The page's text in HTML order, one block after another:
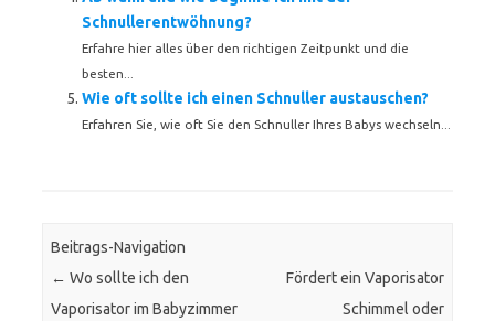
Schnullerentwöhnung?
Erfahre hier alles über den richtigen Zeitpunkt und die
besten...
Wie oft sollte ich einen Schnuller austauschen?
Erfahren Sie, wie oft Sie den Schnuller Ihres Babys wechseln...
Beitrags-Navigation
← Wo sollte ich den
Vaporisator im Babyzimmer
Fördert ein Vaporisator
Schimmel oder